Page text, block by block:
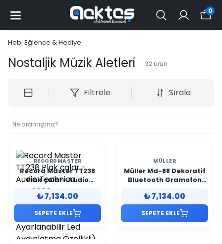
0
Hobi Eğlence & Hediye
Nostaljik Müzik Aletleri 32 ürün
Filtrele Sırala
RECORDMASTER
Record Master TT238
Plak çalar -Audio
Technica ATN3600
İğneli(Bluetooth Özellikli
+ Ayarlanabilir Led
Aydınlatma Özellikli)
₺ 7,134.00
SEPETE EKLE
MÜLLER
Müller Md-88 Dekoratif
Bluetooth Gramofon
220*200*400Mm
₺ 7,134.00
SEPETE EKLE